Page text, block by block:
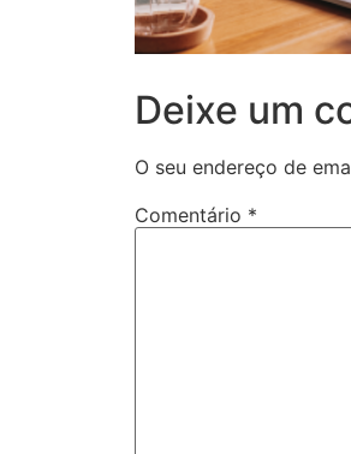
Deixe um
O seu endereço de
Comentário *